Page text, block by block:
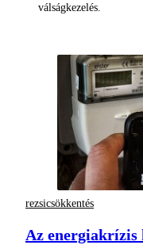
válságkezelés.
rezsicsökkentés
Az energiakrízis